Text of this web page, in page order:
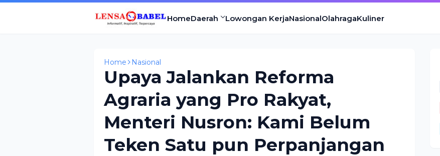
HomeDaerah Lowongan KerjaNasionalOlahragaKuliner
Home Nasional
Upaya Jalankan Reforma
Agraria yang Pro Rakyat,
Menteri Nusron: Kami Belum
Teken Satu pun Perpanjangan